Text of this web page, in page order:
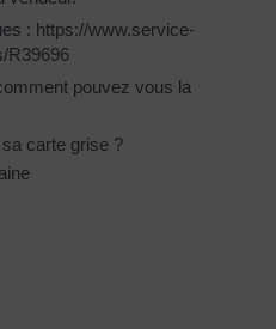
: https://www.service-
R39696
pouvez vous la
carte grise ?